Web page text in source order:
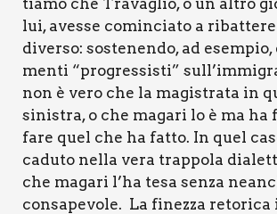
tia­mo che Tra­va­glio, o un altro
lui, aves­se comin­cia­to a
diver­so: soste­nen­do, ad
men­ti “pro­gres­si­sti”
non è vero che la magi­stra­ta in
sini­stra, o che maga­ri lo è ma ha
fare quel che ha fat­to. In quel
cadu­to nel­la vera trap­po­la
che maga­ri l’ha tesa sen­za
con­sa­pe­vo­le. La finez­za reto­ri­ca